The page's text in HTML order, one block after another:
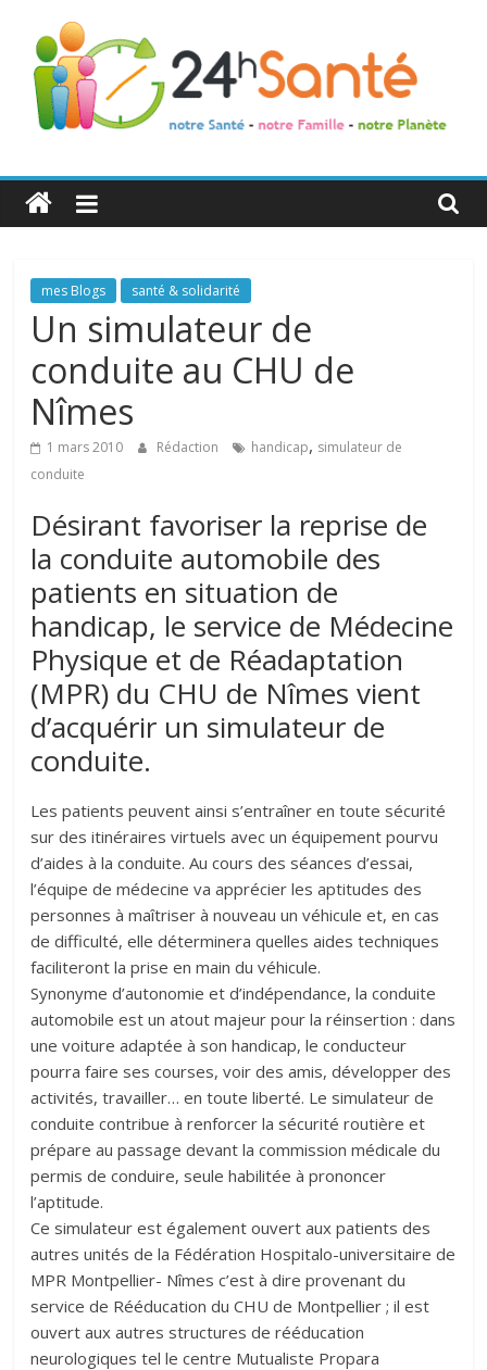
24h
Santé
La
santé
toute
famille
mes Blogs santé & solidarité
Un simulateur de
conduite au CHU de
Nîmes
1 mars 2010 Rédaction handicap, simulateur de
conduite
Désirant favoriser la reprise de
la conduite automobile des
patients en situation de
handicap, le service de Médecine
Physique et de Réadaptation
(MPR) du CHU de Nîmes vient
d’acquérir un simulateur de
conduite.
Les patients peuvent ainsi s’entraîner en toute sécurité
sur des itinéraires virtuels avec un équipement pourvu
d’aides à la conduite. Au cours des séances d’essai,
l’équipe de médecine va apprécier les aptitudes des
personnes à maîtriser à nouveau un véhicule et, en cas
de difficulté, elle déterminera quelles aides techniques
faciliteront la prise en main du véhicule.
Synonyme d’autonomie et d’indépendance, la conduite
automobile est un atout majeur pour la réinsertion : dans
une voiture adaptée à son handicap, le conducteur
pourra faire ses courses, voir des amis, développer des
activités, travailler… en toute liberté. Le simulateur de
conduite contribue à renforcer la sécurité routière et
prépare au passage devant la commission médicale du
permis de conduire, seule habilitée à prononcer
l’aptitude.
Ce simulateur est également ouvert aux patients des
autres unités de la Fédération Hospitalo-universitaire de
MPR Montpellier- Nîmes c’est à dire provenant du
service de Rééducation du CHU de Montpellier ; il est
ouvert aux autres structures de rééducation
neurologiques tel le centre Mutualiste Propara